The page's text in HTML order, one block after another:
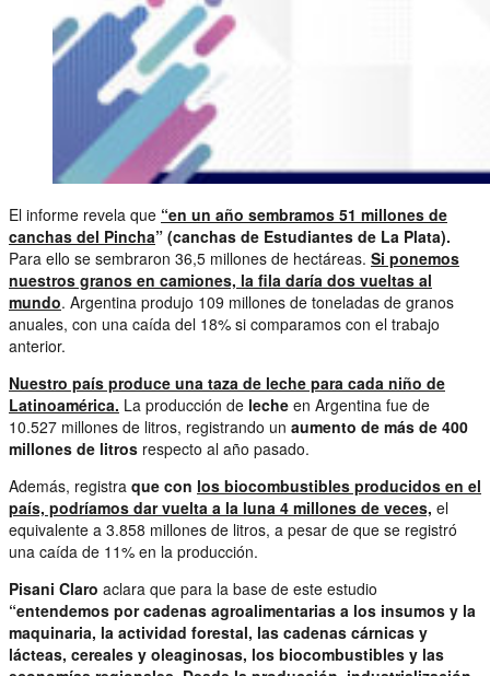
El informe revela que “en un año sembramos 51 millones de
canchas del Pincha” (canchas de Estudiantes de La Plata).
Para ello se sembraron 36,5 millones de hectáreas. Si ponemos
nuestros granos en camiones, la fila daría dos vueltas al
mundo. Argentina produjo 109 millones de toneladas de granos
anuales, con una caída del 18% si comparamos con el trabajo
anterior.
Nuestro país produce una taza de leche para cada niño de
Latinoamérica. La producción de leche en Argentina fue de
10.527 millones de litros, registrando un aumento de más de 400
millones de litros respecto al año pasado.
Además, registra que con los biocombustibles producidos en el
país, podríamos dar vuelta a la luna 4 millones de veces, el
equivalente a 3.858 millones de litros, a pesar de que se registró
una caída de 11% en la producción.
Pisani Claro aclara que para la base de este estudio
“entendemos por cadenas agroalimentarias a los insumos y la
maquinaria, la actividad forestal, las cadenas cárnicas y
lácteas, cereales y oleaginosas, los biocombustibles y las